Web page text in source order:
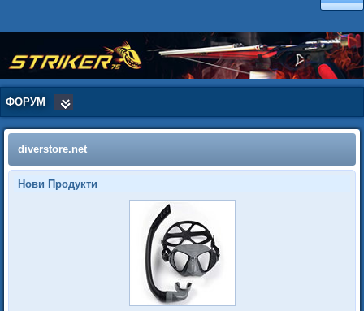
ФОРУМ
diverstore.net
Нови Продукти